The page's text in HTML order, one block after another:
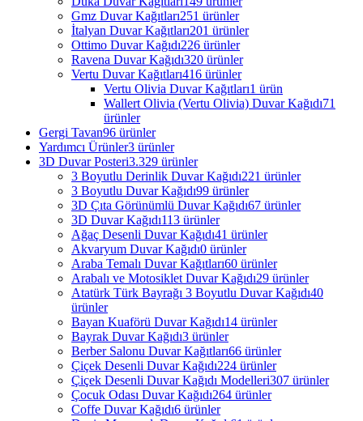
Gmz Duvar Kağıtları251 ürünler
İtalyan Duvar Kağıtları201 ürünler
Ottimo Duvar Kağıdı226 ürünler
Ravena Duvar Kağıdı320 ürünler
Vertu Duvar Kağıtları416 ürünler
Vertu Olivia Duvar Kağıtları1 ürün
Wallert Olivia (Vertu Olivia) Duvar Kağıdı71
ürünler
Gergi Tavan96 ürünler
Yardımcı Ürünler3 ürünler
3D Duvar Posteri3.329 ürünler
3 Boyutlu Derinlik Duvar Kağıdı221 ürünler
3 Boyutlu Duvar Kağıdı99 ürünler
3D Çıta Görünümlü Duvar Kağıdı67 ürünler
3D Duvar Kağıdı113 ürünler
Ağaç Desenli Duvar Kağıdı41 ürünler
Akvaryum Duvar Kağıdı0 ürünler
Araba Temalı Duvar Kağıtları60 ürünler
Arabalı ve Motosiklet Duvar Kağıdı29 ürünler
Atatürk Türk Bayrağı 3 Boyutlu Duvar Kağıdı40
ürünler
Bayan Kuaförü Duvar Kağıdı14 ürünler
Bayrak Duvar Kağıdı3 ürünler
Berber Salonu Duvar Kağıtları66 ürünler
Çiçek Desenli Duvar Kağıdı224 ürünler
Çiçek Desenli Duvar Kağıdı Modelleri307 ürünler
Çocuk Odası Duvar Kağıdı264 ürünler
Coffe Duvar Kağıdı6 ürünler